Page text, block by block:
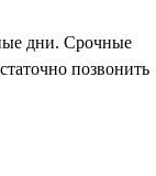
дни. Срочные
позвонить